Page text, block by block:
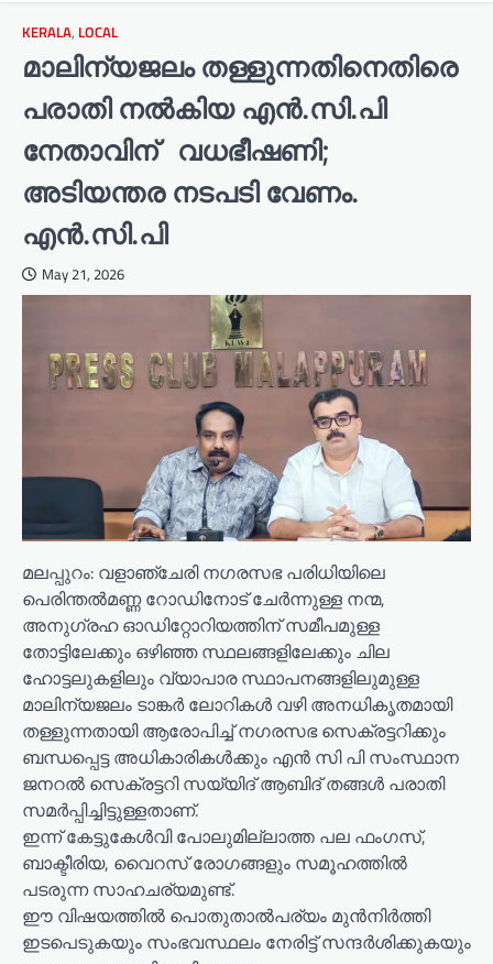
KERALA, LOCAL
മാലിന്യജലം തള്ളുന്നതിനെതിരെ
പരാതി നൽകിയ എൻ.സി.പി
നേതാവിന് വധഭീഷണി;
അടിയന്തര നടപടി വേണം.
എൻ.സി.പി
May 21, 2026
മലപ്പുറം: വളാഞ്ചേരി നഗരസഭ പരിധിയിലെ
പെരിന്തൽമണ്ണ റോഡിനോട് ചേർന്നുള്ള നന്മ,
അനുഗ്രഹ ഓഡിറ്റോറിയത്തിന് സമീപമുള്ള
തോട്ടിലേക്കും ഒഴിഞ്ഞ സ്ഥലങ്ങളിലേക്കും ചില
ഹോട്ടലുകളിലും വ്യാപാര സ്ഥാപനങ്ങളിലുമുള്ള
മാലിന്യജലം ടാങ്കർ ലോറികൾ വഴി അനധികൃതമായി
തള്ളുന്നതായി ആരോപിച്ച് നഗരസഭ സെക്രട്ടറിക്കും
ബന്ധപ്പെട്ട അധികാരികൾക്കും എൻ സി പി സംസ്ഥാന
ജനറൽ സെക്രട്ടറി സയ്യിദ് ആബിദ് തങ്ങൾ പരാതി
സമർപ്പിച്ചിട്ടുള്ളതാണ്.
ഇന്ന് കേട്ടുകേൾവി പോലുമില്ലാത്ത പല ഫംഗസ്,
ബാക്ടീരിയ, വൈറസ് രോഗങ്ങളും സമൂഹത്തിൽ
പടരുന്ന സാഹചര്യമുണ്ട്.
ഈ വിഷയത്തിൽ പൊതുതാൽപര്യം മുൻനിർത്തി
ഇടപെടുകയും സംഭവസ്ഥലം നേരിട്ട് സന്ദർശിക്കുകയും